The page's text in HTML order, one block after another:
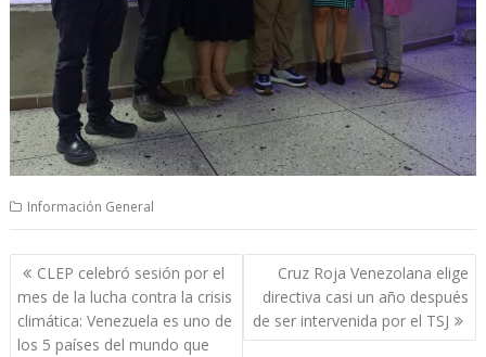
Información General
Navegación
de
entradas
CLEP celebró sesión por el
mes de la lucha contra la crisis
climática: Venezuela es uno de
los 5 países del mundo que
Cruz Roja Venezolana elige
directiva casi un año después
de ser intervenida por el TSJ